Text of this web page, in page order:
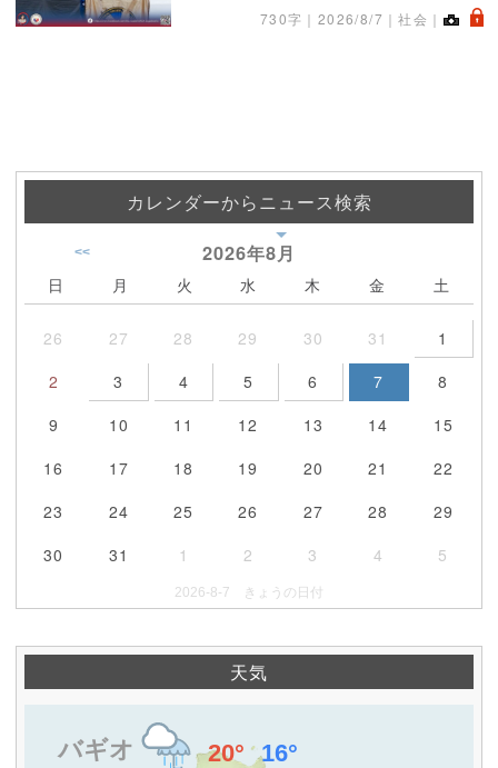
730字｜ 2026/8/7 ｜社会｜ .
カレンダーからニュース検索
2026年8月
<<
日 月 火 水 木 金 土
26 27 28 29 30 31
1
2
3 4 5 6 7
8
9
10 11 12 13 14
15
16
17 18 19 20 21
22
23
24 25 26 27 28
29
30
31 1 2 3 4 5
2026-8-7 きょうの日付
天気